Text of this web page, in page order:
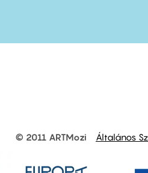
© 2011 ARTMozi Általános